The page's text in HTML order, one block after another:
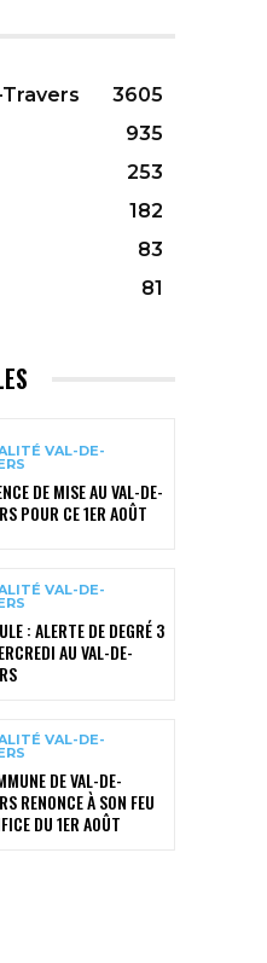
3605
935
253
182
83
81
VAL-DE-
DE MISE AU VAL-DE-
POUR CE 1ER AOÛT
VAL-DE-
: ALERTE DE DEGRÉ 3
AU VAL-DE-
VAL-DE-
DE VAL-DE-
RENONCE À SON FEU
DU 1ER AOÛT